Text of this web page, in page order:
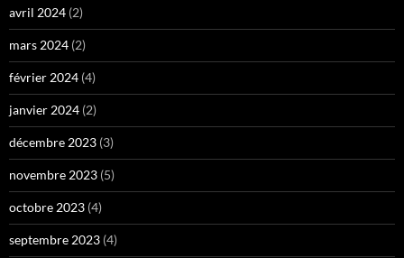
avril 2024 (2)
mars 2024 (2)
février 2024 (4)
janvier 2024 (2)
décembre 2023 (3)
novembre 2023 (5)
octobre 2023 (4)
septembre 2023 (4)